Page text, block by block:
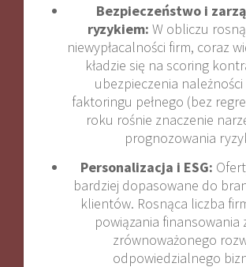
Bezpieczeństwo i
ryzykiem: W obliczu
niewypłacalności firm, coraz
kładzie się na scoring
ubezpieczenia
faktoringu pełnego (bez
roku rośnie znaczenie
prognozowania
Personalizacja i ESG:
bardziej dopasowane do
klientów. Rosnąca liczba
powiązania finansowania
zrównoważonego
odpowiedzialnego